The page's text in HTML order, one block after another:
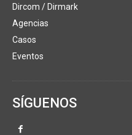
Dircom / Dirmark
Agencias
Casos
Eventos
SÍGUENOS